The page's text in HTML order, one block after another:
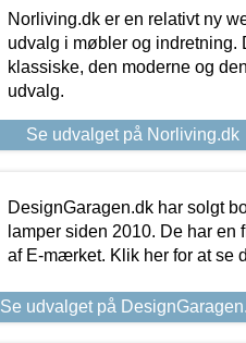
Norliving.dk er en relativt ny
udvalg i møbler og indretning.
klassiske, den moderne og
udvalg.
Se udvalget på Norliving.dk
DesignGaragen.dk har solgt
lamper siden 2010. De har en
af E-mærket. Klik her for at se
Se udvalget på